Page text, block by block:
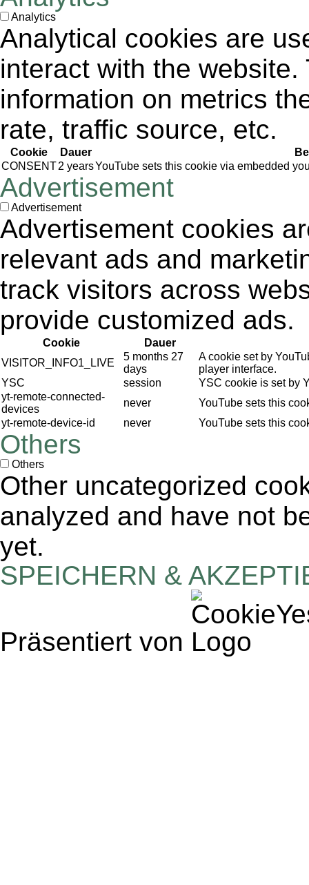
Analytics
Analytical cookies are
interact with the
information on metrics
rate, traffic source, etc.
Cookie Dauer
CONSENT2 yearsYouTube sets this cookie via embedded
Advertisement
Advertisement
Advertisement cookies
relevant ads and
track visitors across
provide customized ads.
Cookie
Dauer
VISITOR_INFO1_LIVE
5 months 27
days
A cookie set by
player interface.
YSC
session
YSC cookie is set by
yt-remote-connected-
devices
never
YouTube sets this
yt-remote-device-id
never YouTube sets this
Others
Others
Other uncategorized
analyzed and have not
yet.
SPEICHERN &
Präsentiert von